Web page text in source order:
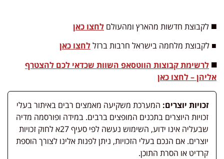
◼️ לקבוצת חדשות מהארץ ומהעולם לחצו כאן
■ לקבוצת מלחמה בישראל חרבות ברזללחצו כאן
◼️ לרשימת קבוצות הווטסאפ השוות שכדאי לכם להצטרף
אליהן – לחצו כאן
זכויות יוצרים: המערכת משקיעה מאמצים רבים באיתור בעלי
זכויות היוצרים בתכנים המופצים ברבים. במידה ופורסמה מדיה
שבעליה אינו ידוע, השימוש נעשה לפי סעיף 27א לחוק זכויות
יוצרים. אם הנכם בעלי הזכויות, ניתן לפנות אלינו לצורך הוספת
קרדיט או הסרת התוכן.